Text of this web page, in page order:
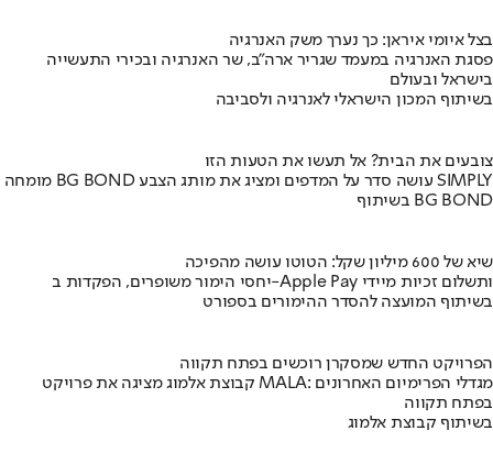
בצל איומי איראן: כך נערך משק האנרגיה
פסגת האנרגיה במעמד שגריר ארה"ב, שר האנרגיה ובכירי התעשייה
בישראל ובעולם
בשיתוף המכון הישראלי לאנרגיה ולסביבה
צובעים את הבית? אל תעשו את הטעות הזו
מומחה BG BOND עושה סדר על המדפים ומציג את מותג הצבע SIMPLY
בשיתוף BG BOND
שיא של 600 מיליון שקל: הטוטו עושה מהפיכה
יחסי הימור משופרים, הפקדות ב-Apple Pay ותשלום זכיות מיידי
בשיתוף המועצה להסדר ההימורים בספורט
הפרויקט החדש שמסקרן רוכשים בפתח תקווה
קבוצת אלמוג מציגה את פרויקט MALA: מגדלי הפרימיום האחרונים
בפתח תקווה
בשיתוף קבוצת אלמוג